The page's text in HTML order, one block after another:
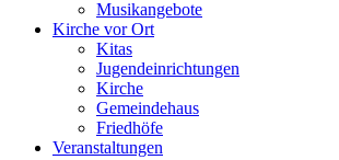
Musikangebote
Kirche vor Ort
Kitas
Jugendeinrichtungen
Kirche
Gemeindehaus
Friedhöfe
Veranstaltungen